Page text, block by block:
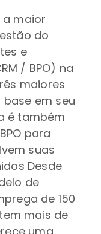
a maior
do
e
/ BPO) na
maiores
em seu
é também
para
suas
Desde
de
de 150
mais de